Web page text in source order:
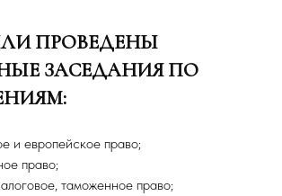
ПРОВЕДЕНЫ
ЗАСЕДАНИЯ ПО
и европейское право;
право;
таможенное право;